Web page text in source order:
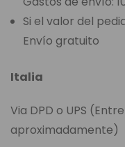
Si el valor del
Envío gratuito
Italia
Via DPD o UPS
aproximadamente)